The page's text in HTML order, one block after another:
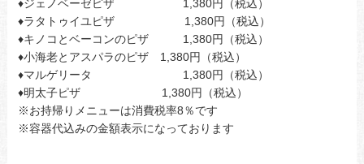
♦ジェノベーゼピザ 1,380円（税込）
♦ラタトゥイユピザ 1,380円（税込）
♦キノコとベーコンのピザ 1,380円（税込）
♦小海老とアスパラのピザ 1,380円（税込）
♦マルゲリータ 1,380円（税込）
♦明太子ピザ 1,380円（税込）
※お持帰りメニューは消費税率8％です
※容器代込みの金額表示になっております